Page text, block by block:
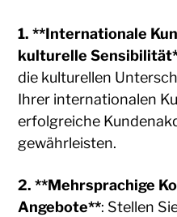
1. **Internationale
kulturelle
die kulturellen
Ihrer internationalen
erfolgreiche
gewährleisten.
2. **Mehrsprachige
Angebote**: Stellen